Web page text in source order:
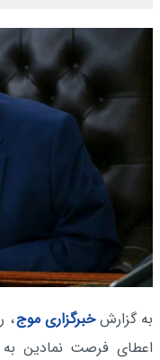
به گزارشخبرگزاری موج،
اعطای فرصت نمادین به